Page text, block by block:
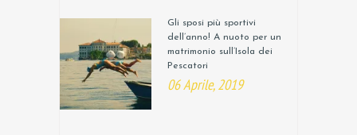
Gli sposi più sportivi
dell’anno! A nuoto per un
matrimonio sull’Isola dei
Pescatori
06 Aprile, 2019